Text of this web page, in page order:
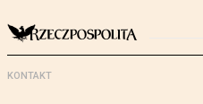
KONTAKT